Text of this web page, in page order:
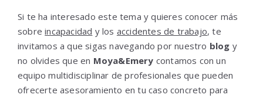
Si te ha interesado este tema y quieres conocer más
sobreincapacidad y los accidentes de trabajo, te
invitamos a que sigas navegando por nuestro blog y
no olvides que en Moya&Emery contamos con un
equipo multidisciplinar de profesionales que pueden
ofrecerte asesoramiento en tu caso concreto para